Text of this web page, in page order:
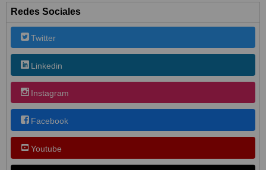
Redes Sociales
Twitter
Linkedin
Instagram
Facebook
Youtube